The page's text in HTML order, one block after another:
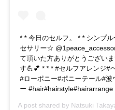
* * 今日のセルフ。 * * シンプ
セサリー☆
て頂いた方ありがとうござい
す💪💕 * * * #セルフアレンジ#
#ローポニー#ポニーテール#波
ー #hair#hairstyle#hairarrange
A post shared by Natsuki